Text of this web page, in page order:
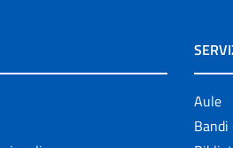
Aule
Bandi